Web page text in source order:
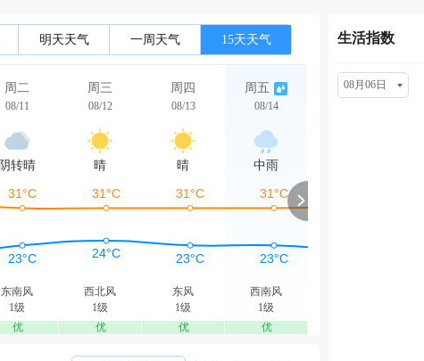
明天天气 一周天气 15天天气
周二
08/11
阴转晴
东南风
1级
优
周三
08/12
晴
西北风
1级
优
周四
08/13
晴
东风
1级
优
周五
08/14
中雨
西南风
1级
优
周六
生活指数
08月06日